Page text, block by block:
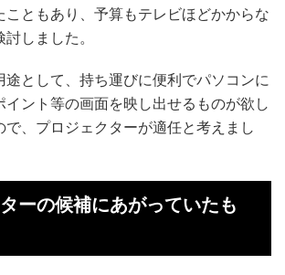
こともあり、予算もテレビほどかからな
しました。
途として、持ち運びに便利でパソコンに
イント等の画面を映し出せるものが欲し
で、プロジェクターが適任と考えまし
ーの候補にあがっていたも